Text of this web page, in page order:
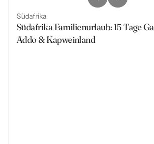
Südafrika
Südafrika Familienurlaub: 15 Tage
Addo & Kapweinland